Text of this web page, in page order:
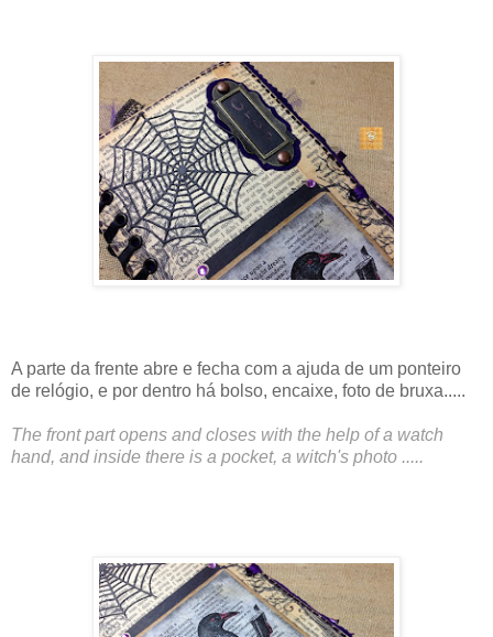
A parte da frente abre e fecha com a ajuda de um ponteiro
de relógio, e por dentro há bolso, encaixe, foto de bruxa.....
The front part opens and closes with the help of a watch
hand, and inside there is a pocket, a witch's photo .....